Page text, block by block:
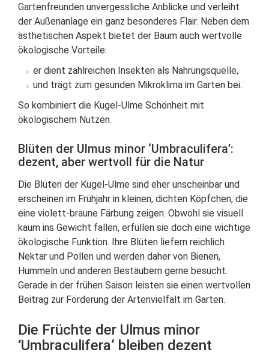
Gartenfreunden unvergessliche Anblicke und verleiht
der Außenanlage ein ganz besonderes Flair. Neben dem
ästhetischen Aspekt bietet der Baum auch wertvolle
ökologische Vorteile:
er dient zahlreichen Insekten als Nahrungsquelle,
und trägt zum gesunden Mikroklima im Garten bei.
So kombiniert die Kugel-Ulme Schönheit mit
ökologischem Nutzen.
Blüten der Ulmus minor ‘Umbraculifera’:
dezent, aber wertvoll für die Natur
Die Blüten der Kugel-Ulme sind eher unscheinbar und
erscheinen im Frühjahr in kleinen, dichten Köpfchen, die
eine violett-braune Färbung zeigen. Obwohl sie visuell
kaum ins Gewicht fallen, erfüllen sie doch eine wichtige
ökologische Funktion. Ihre Blüten liefern reichlich
Nektar und Pollen und werden daher von Bienen,
Hummeln und anderen Bestäubern gerne besucht.
Gerade in der frühen Saison leisten sie einen wertvollen
Beitrag zur Förderung der Artenvielfalt im Garten.
Die Früchte der Ulmus minor
‘Umbraculifera’ bleiben dezent